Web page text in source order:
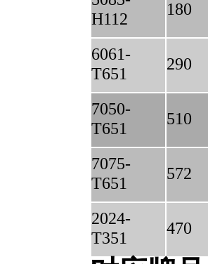
H112
180
6061-
T651
290
7050-
T651
510
7075-
T651
572
2024-
T351
470